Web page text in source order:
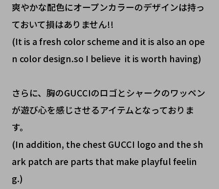
爽やかな配色にオープンカラーのデザインは持っ
ておいて損はありません!!
(It is a fresh color scheme and it is also an ope
n color design.so I believe it is worth having)
さらに、胸のGUCCIのロゴとシャークのワッペン
が遊び心を感じさせるアイテムとなっておりま
す。
(In addition, the chest GUCCI logo and the sh
ark patch are parts that make playful feelin
g.)